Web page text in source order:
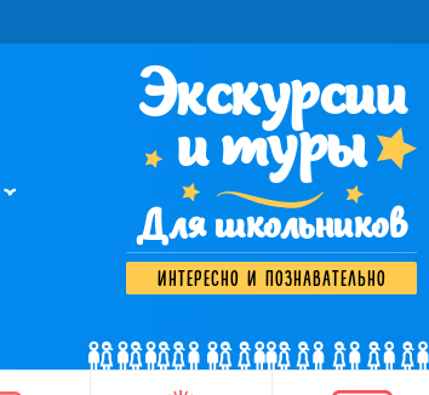
Экскурсии
и туры
Для школьников
интересно и познавательно